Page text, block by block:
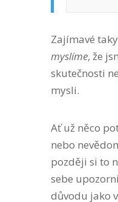
Zajímavé
myslíme, že
skutečnosti
mysli.
Ať už něco
nebo
později si to
sebe
důvodu jako